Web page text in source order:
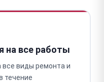
на все работы
все виды ремонта и
течение